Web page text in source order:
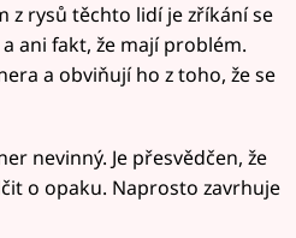
z rysů těchto lidí je zříkání se
ani fakt, že mají problém.
a obviňují ho z toho, že se
nevinný. Je přesvědčen, že
o opaku. Naprosto zavrhuje